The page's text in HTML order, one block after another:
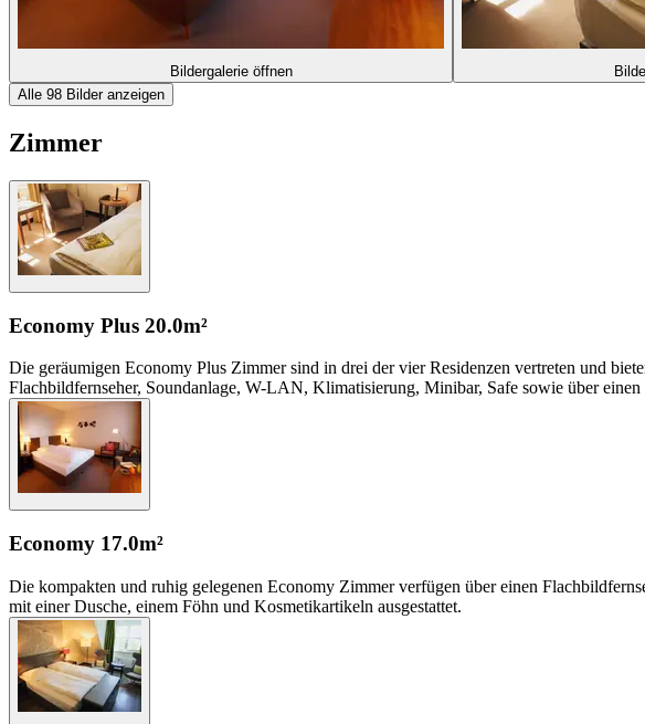
Bildergalerie öffnen
Alle 98 Bilder anzeigen
Zimmer
Economy Plus 20.0m²
Die geräumigen Economy Plus Zimmer sind in drei der vier Residenzen vertreten und
Flachbildfernseher, Soundanlage, W-LAN, Klimatisierung, Minibar, Safe sowie über
Economy 17.0m²
Die kompakten und ruhig gelegenen Economy Zimmer verfügen über einen
mit einer Dusche, einem Föhn und Kosmetikartikeln ausgestattet.